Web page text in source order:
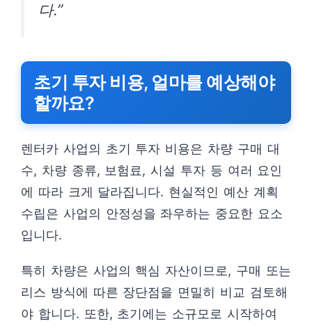
다.”
초기 투자 비용, 얼마를 예상해야
할까요?
렌터카 사업의 초기 투자 비용은 차량 구매 대
수, 차량 종류, 보험료, 시설 투자 등 여러 요인
에 따라 크게 달라집니다. 현실적인 예산 계획
수립은 사업의 안정성을 좌우하는 중요한 요소
입니다.
특히 차량은 사업의 핵심 자산이므로, 구매 또는
리스 방식에 따른 장단점을 면밀히 비교 검토해
야 합니다. 또한, 초기에는 소규모로 시작하여